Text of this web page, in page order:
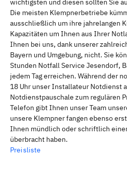
Die meisten Klempnerbetriebe
ausschließlich um ihre jahrelangen
Kapazitäten um Ihnen aus Ihrer
Ihnen bei uns, dank unserer
Bayern und Umgebung, nicht. Sie
Stunden Notfall Service Jesendorf,
jedem Tag erreichen. Während der
18 Uhr unser Installateur Notdienst
Notdienstpauschale zum regulären
Telefon gibt Ihnen unser Team
unsere Klempner fangen ebenso
Ihnen mündlich oder schriftlich
überbracht haben.
Preisliste